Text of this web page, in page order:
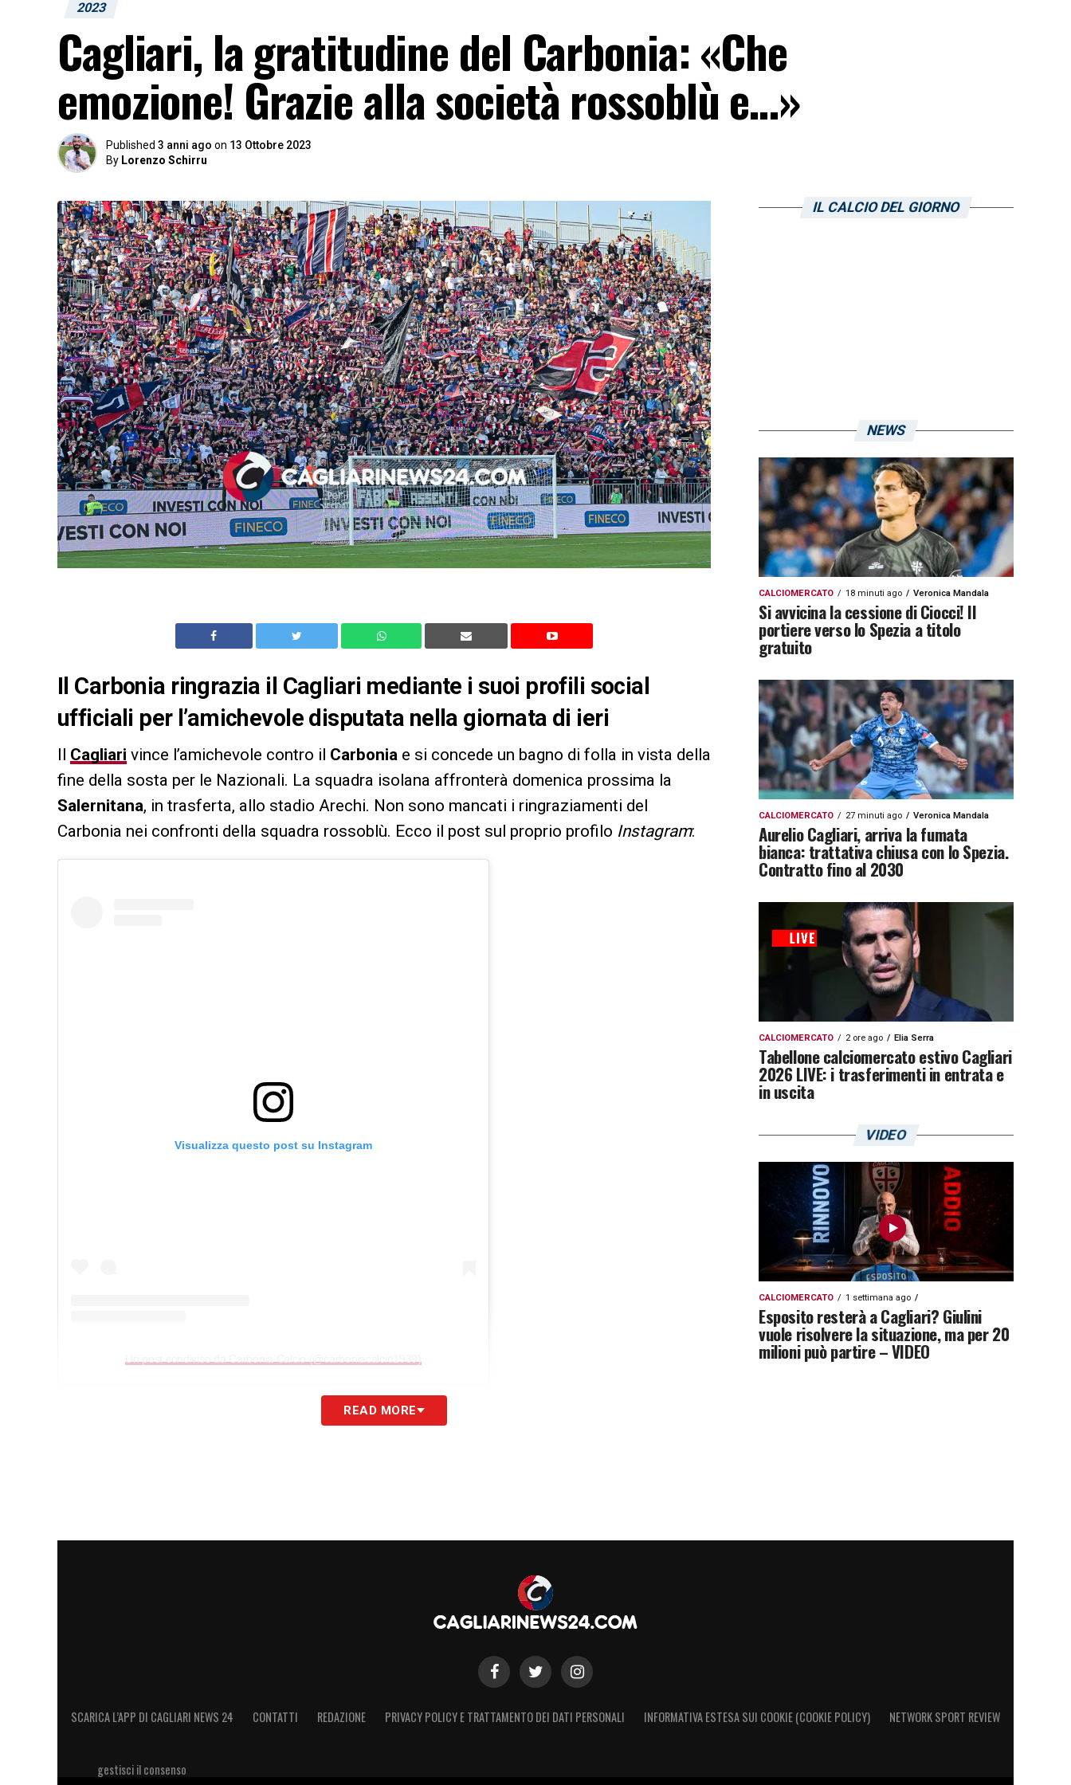
2023
Cagliari, la gratitudine del Carbonia: «Che
emozione! Grazie alla società rossoblù e…»
Published 3 anni ago on 13 Ottobre 2023
By Lorenzo Schirru
Il Carbonia ringrazia il Cagliari mediante i suoi profili social
ufficiali per l’amichevole disputata nella giornata di ieri
Il Cagliari vince l’amichevole contro il Carbonia e si concede un bagno di folla in vista della
fine della sosta per le Nazionali. La squadra isolana affronterà domenica prossima la
Salernitana, in trasferta, allo stadio Arechi. Non sono mancati i ringraziamenti del
Carbonia nei confronti della squadra rossoblù. Ecco il post sul proprio profilo Instagram:
Visualizza questo post su Instagram
LA PLAYLIST DELLE NOSTRE TOP NEWS
READ MORE
IL CALCIO DEL GIORNO
NEWS
CALCIOMERCATO 18 minuti ago Veronica Mandala
Si avvicina la cessione di Ciocci! Il
portiere verso lo Spezia a titolo
gratuito
CALCIOMERCATO 27 minuti ago Veronica Mandala
Aurelio Cagliari, arriva la fumata
bianca: trattativa chiusa con lo Spezia.
Contratto fino al 2030
CALCIOMERCATO 2 ore ago Elia Serra
Tabellone calciomercato estivo Cagliari
2026 LIVE: i trasferimenti in entrata e
in uscita
VIDEO
CALCIOMERCATO 1 settimana ago
Esposito resterà a Cagliari? Giulini
vuole risolvere la situazione, ma per 20
milioni può partire – VIDEO
SCARICA L’APP DI CAGLIARI NEWS 24 CONTATTI REDAZIONE PRIVACY POLICY E TRATTAMENTO DEI DATI PERSONALI INFORMATIVA ESTESA SUI COOKIE (COOKIE POLICY) NETWORK SPORT REVIEW
gestisci il consenso